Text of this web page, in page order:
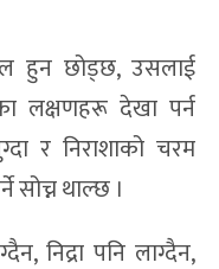
हुन छोड्छ, उसलाई
लक्षणहरू देखा पर्न
र निराशाको चरम
थाल्छ ।
निद्रा पनि लाग्दैन,